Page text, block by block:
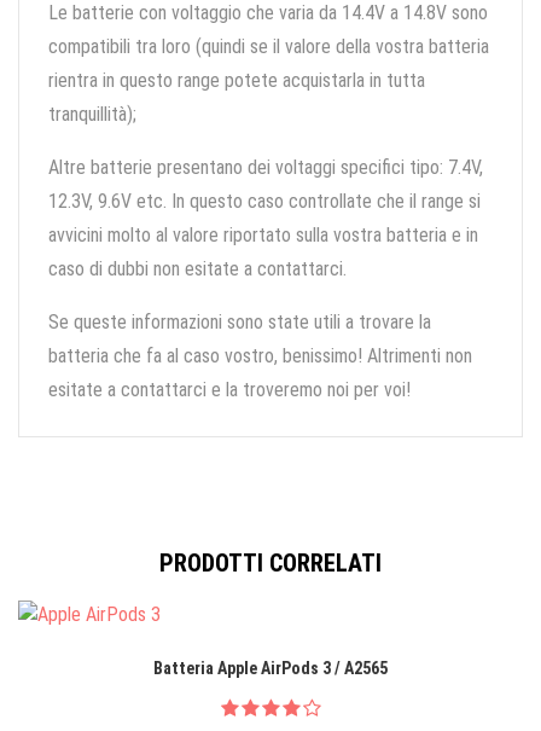
Le batterie con voltaggio che varia da 14.4V a 14.8V sono
compatibili tra loro (quindi se il valore della vostra batteria
rientra in questo range potete acquistarla in tutta
tranquillità);
Altre batterie presentano dei voltaggi specifici tipo: 7.4V,
12.3V, 9.6V etc. In questo caso controllate che il range si
avvicini molto al valore riportato sulla vostra batteria e in
caso di dubbi non esitate a contattarci.
Se queste informazioni sono state utili a trovare la
batteria che fa al caso vostro, benissimo! Altrimenti non
esitate a contattarci e la troveremo noi per voi!
PRODOTTI CORRELATI
Batteria Apple AirPods 3 / A2565